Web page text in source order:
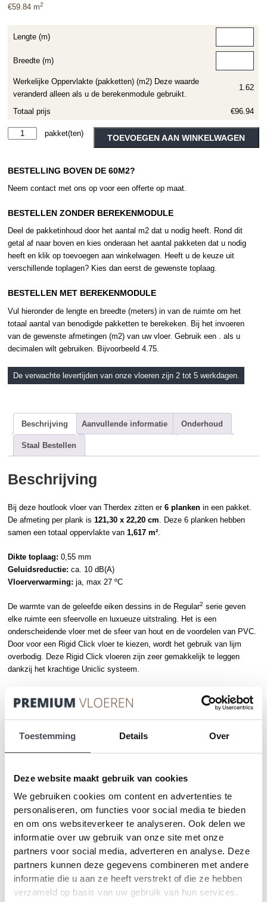
Toestemming Details Over
Deze website maakt gebruik van cookies
We gebruiken cookies om content en advertenties te
personaliseren, om functies voor social media te bieden
en om ons websiteverkeer te analyseren. Ook delen we
informatie over uw gebruik van onze site met onze
partners voor social media, adverteren en analyse. Deze
partners kunnen deze gegevens combineren met andere
informatie die u aan ze heeft verstrekt of die ze hebben
verzameld op basis van uw gebruik van hun services.
€59.84 m2
Lengte (m)
Breedte (m)
Werkelijke Oppervlakte (pakketten) (m2) Deze waarde
veranderd alleen als u de berekenmodule gebruikt.
1.62
Totaal prijs €96.94
Therdex
C3030
aantal
TOEVOEGEN AAN WINKELWAGEN
Alternative:
BESTELLING BOVEN DE 60M2?
Neem contact met ons op voor een offerte op maat.
BESTELLEN ZONDER BEREKENMODULE
Deel de pakketinhoud door het aantal m2 dat u nodig heeft. Rond dit
getal af naar boven en kies onderaan het aantal pakketen dat u nodig
heeft en klik op toevoegen aan winkelwagen. Heeft u de keuze uit
verschillende toplagen? Kies dan eerst de gewenste toplaag.
BESTELLEN MET BEREKENMODULE
Vul hieronder de lengte en breedte (meters) in van de ruimte om het
totaal aantal van benodigde pakketten te berekeken. Bij het invoeren
van de gewenste afmetingen (m2) van uw vloer. Gebruik een . als u
decimalen wilt gebruiken. Bijvoorbeeld 4.75.
De verwachte levertijden van onze vloeren zijn 2 tot 5 werkdagen.
Beschrijving Aanvullende informatie Onderhoud
Staal Bestellen
Beschrijving
Bij dezehoutlook vloer vanTherdex zitten er6 planken in een pakket.
De afmeting per plank is121,30 x 22,20 cm . Deze 6 planken hebben
samen een totaal oppervlakte van1,617 m²
Dikte toplaag: 0,55 mm
Geluidsreductie: ca. 10 dB(A)
Vloerverwarming: ja, max 27 ºC
De warmte van de geleefde eiken dessins in de Regular2 serie geven
elke ruimte een sfeervolle en luxueuze uitstraling. Het is een
onderscheidende vloer met de sfeer van hout en de voordelen van PVC.
Door voor een Rigid Click vloer te kiezen, wordt het gebruik van lijm
overbodig. Deze Rigid Click vloeren zijn zeer gemakkelijk te leggen
dankzij het krachtige Uniclic systeem.
Je zou ook kunnen houden van …
Therdex Rigid Click
C3020
2
Therdex Rigid Click
C6032
2